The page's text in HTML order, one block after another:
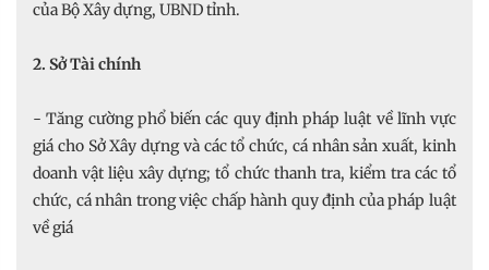
của Bộ Xây dựng, UBND tỉnh.
2. Sở Tài chính
- Tăng cường phổ biến các quy định pháp luật về lĩnh vực
giá cho Sở Xây dựng và các tổ chức, cá nhân sản xuất, kinh
doanh vật liệu xây dựng; tổ chức thanh tra, kiểm tra các tổ
chức, cá nhân trong việc chấp hành quy định của pháp luật
về giá